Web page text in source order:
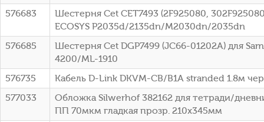
576683
Шестерня Cet CET7493 (2F925080,
ECOSYS P2035d/2135dn/M2030dn/2035dn
576685
Шестерня Cet DGP7499 (JC66-01202A) для
4200/ML-1910
576735
Кабель D-Link DKVM-CB/B1A stranded 1.8м
577033
Обложка Silwerhof 382162 для тетради/
ПП 70мкм гладкая прозр. 210x345мм